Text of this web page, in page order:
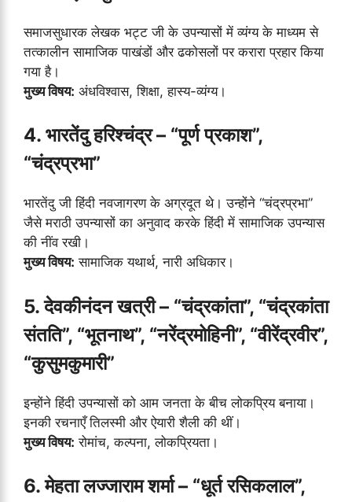
समाजसुधारक लेखक भट्ट जी के उपन्यासों में व्यंग्य के माध्यम से
तत्कालीन सामाजिक पाखंडों और ढकोसलों पर करारा प्रहार किया
गया है।
मुख्य विषय: अंधविश्वास, शिक्षा, हास्य-व्यंग्य।
4. भारतेंदु हरिश्चंद्र – “पूर्ण प्रकाश”,
“चंद्रप्रभा”
भारतेंदु जी हिंदी नवजागरण के अग्रदूत थे। उन्होंने “चंद्रप्रभा”
जैसे मराठी उपन्यासों का अनुवाद करके हिंदी में सामाजिक उपन्यास
की नींव रखी।
मुख्य विषय: सामाजिक यथार्थ, नारी अधिकार।
5. देवकीनंदन खत्री – “चंद्रकांता”, “चंद्रकांता
संतति”, “भूतनाथ”, “नरेंद्रमोहिनी”, “वीरेंद्रवीर”,
“कुसुमकुमारी”
इन्होंने हिंदी उपन्यासों को आम जनता के बीच लोकप्रिय बनाया।
इनकी रचनाएँ तिलस्मी और ऐयारी शैली की थीं।
मुख्य विषय: रोमांच, कल्पना, लोकप्रियता।
6. मेहता लज्जाराम शर्मा – “धूर्त रसिकलाल”,